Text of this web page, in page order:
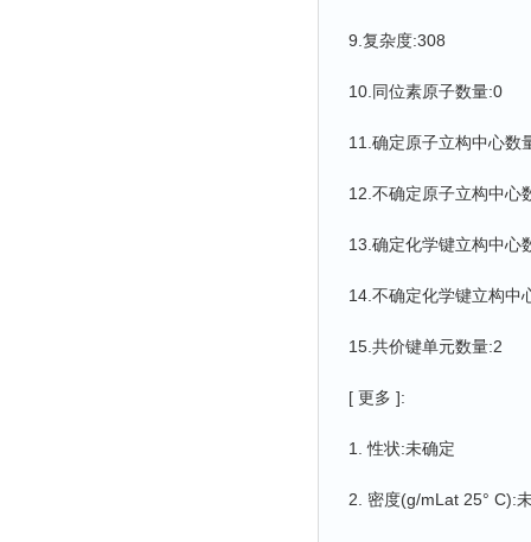
9.复杂度:308
10.同位素原子数量:0
11.确定原子立构中心数
12.不确定原子立构中心
13.确定化学键立构中心
14.不确定化学键立构中
15.共价键单元数量:2
[ 更多 ]:
1. 性状:未确定
2. 密度(g/mLat 25° C):